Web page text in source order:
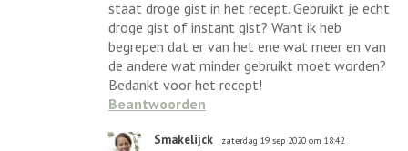
staat droge gist in het recept. Gebruikt je echt
droge gist of instant gist? Want ik heb
begrepen dat er van het ene wat meer en van
de andere wat minder gebruikt moet worden?
Bedankt voor het recept!
Beantwoorden
Smakelijck zaterdag 19 sep 2020 om 18:42